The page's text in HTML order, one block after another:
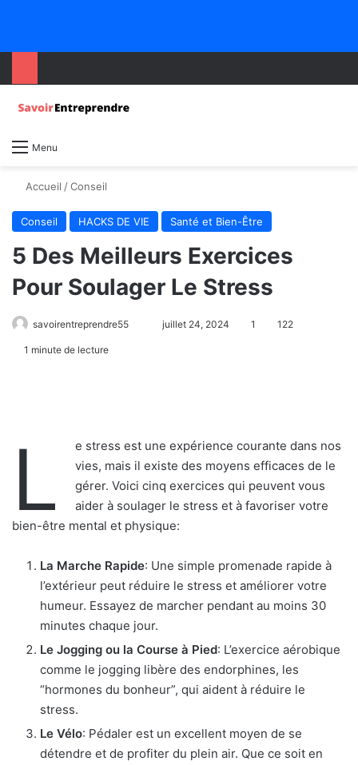
Menu
Accueil /Conseil
Conseil HACKS DE VIE Santé et Bien-Être
5 Des Meilleurs Exercices
Pour Soulager Le Stress
savoirentreprendre55 juillet 24, 2024 1 122
1 minute de lecture
L
e stress est une expérience courante dans nos
vies, mais il existe des moyens efficaces de le
gérer. Voici cinq exercices qui peuvent vous
aider à soulager le stress et à favoriser votre
bien-être mental et physique:
La Marche Rapide: Une simple promenade rapide à
l’extérieur peut réduire le stress et améliorer votre
humeur. Essayez de marcher pendant au moins 30
minutes chaque jour.
Le Jogging ou la Course à Pied: L’exercice aérobique
comme le jogging libère des endorphines, les
“hormones du bonheur”, qui aident à réduire le
stress.
Le Vélo: Pédaler est un excellent moyen de se
détendre et de profiter du plein air. Que ce soit en